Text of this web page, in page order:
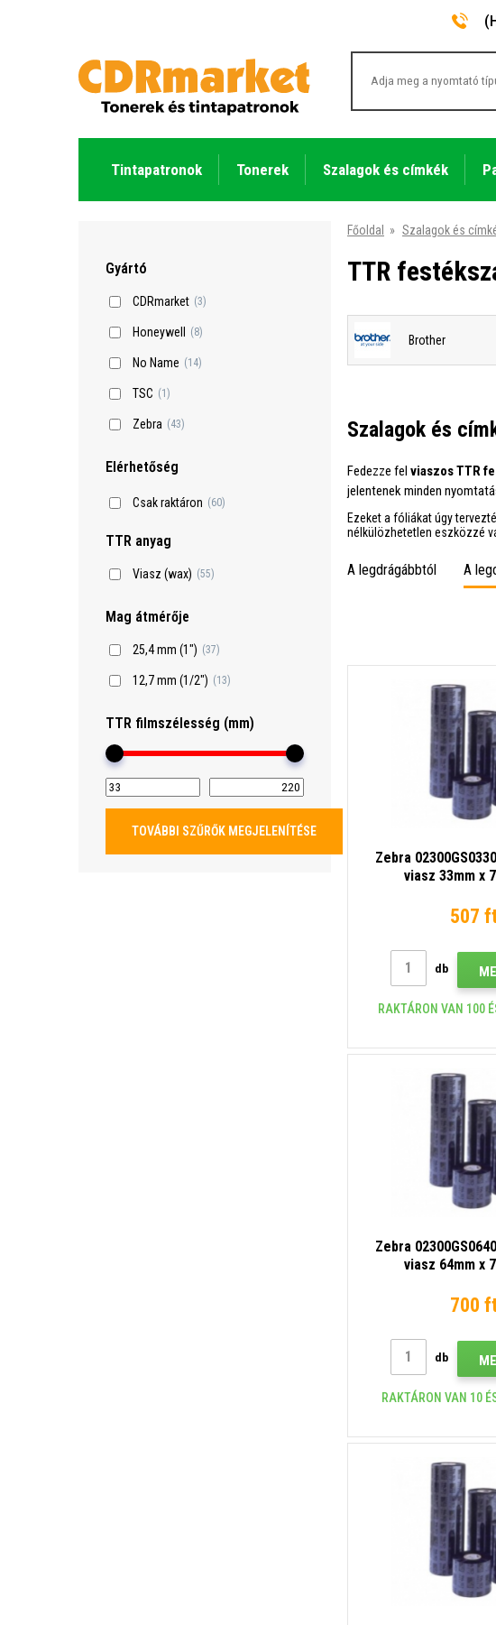
Tintapatronok Tonerek Szalagok és címkék
Gyártó
CDRmarket (3)
Honeywell (8)
No Name (14)
TSC (1)
Zebra (43)
Elérhetőség
Csak raktáron (60)
TTR anyag
Viasz (wax) (55)
Mag átmérője
25,4 mm (1") (37)
12,7 mm (1/2") (13)
TTR filmszélesség (mm)
TOVÁBBI SZŰRŐK MEGJELENÍTÉSE
Főoldal » Szalagok és
TTR
Brother
Szalagok és
Fedezze fel viaszos TTR
jelentenek minden
Ezeket a fóliákat úgy
nélkülözhetetlen eszközzé
A legdrágábbtól
A
Zebra
viasz 33mm x
507
db
RAKTÁRON VAN 100
Zebra
viasz 64mm x
700
db
RAKTÁRON VAN 10